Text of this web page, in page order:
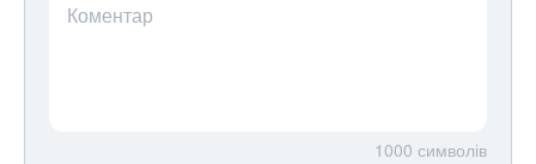
Коментар
1000 символів